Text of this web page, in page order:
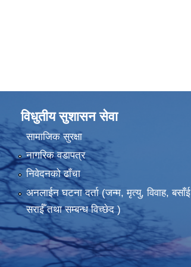
विधुतीय सुशासन सेवा
सामाजिक सुरक्षा
नागरिक वडापत्र
निवेदनको ढाँचा
अनलाईन घटना दर्ता (जन्म, मृत्यु, विवाह, बसाँई
सराईँ तथा सम्बन्ध विच्छेद )